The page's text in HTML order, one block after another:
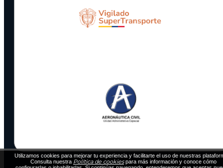
Utilizamos cookies para mejorar tu experiencia y facilitarte el uso de nuestras
Consulta nuestra Política de cookiespara más información y conoce cómo